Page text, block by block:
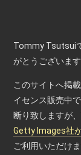
Tommy Tsutsui
がとうございます
このサイトへ掲
イセンス販売中
断り致しますが
Getty Images社
ご利用いただけま